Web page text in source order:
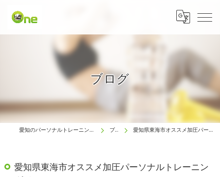
ブログ
愛知のパーソナルトレーニングは生涯動ける体研究所 One ブログ 愛知県東海市オススメ加圧パーソナルトレーニングジム One❣️
愛知県東海市オススメ加圧パーソナルトレーニン